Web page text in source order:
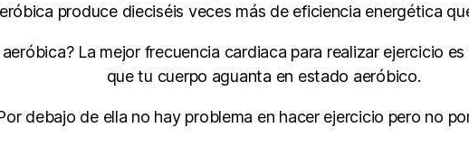
produce dieciséis veces más de eficiencia energética
La mejor frecuencia cardiaca para realizar ejercicio
que tu cuerpo aguanta en estado aeróbico.
debajo de ella no hay problema en hacer ejercicio pero no